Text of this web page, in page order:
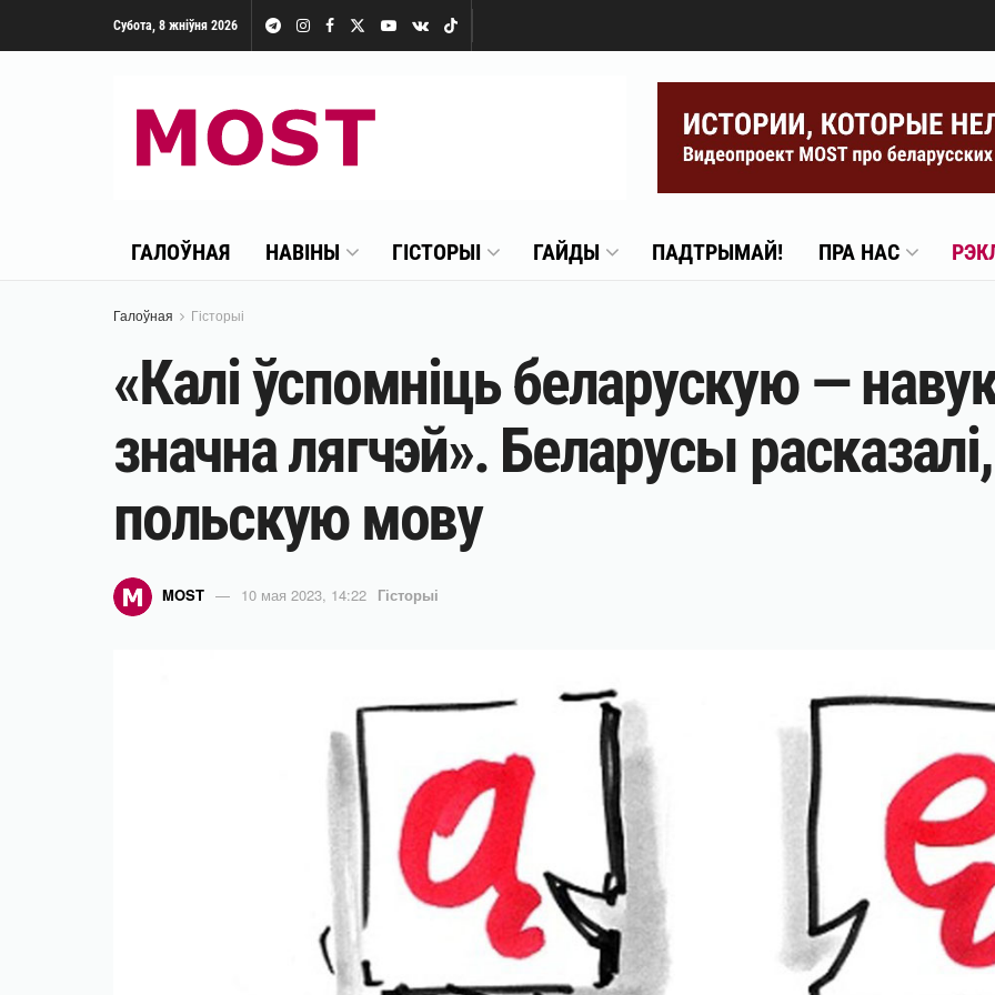
Субота, 8 жніўня 2026
ГАЛОЎНАЯ НАВІНЫ ГІСТОРЫІ ГАЙДЫ ПАДТРЫМАЙ! ПРА НАС
Галоўная Гісторыі
«Калі ўспомніць беларускую —
значна лягчэй». Беларусы
польскую мову
MOST 10 мая 2023, 14:22 Гісторыі